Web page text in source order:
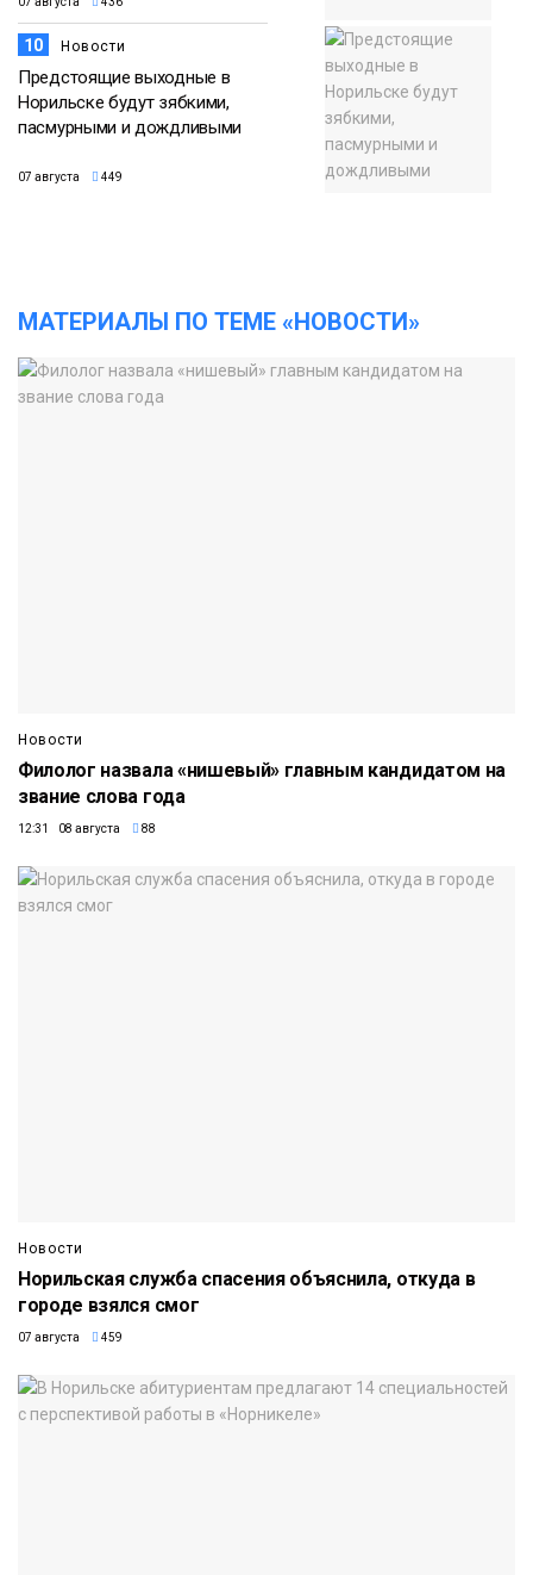
10 Новости
Предстоящие выходные в
Норильске будут зябкими,
пасмурными и дождливыми
07 августа 449
МАТЕРИАЛЫ ПО ТЕМЕ «НОВОСТИ»
Новости
Филолог назвала «нишевый» главным кандидатом на
звание слова года
12:31 08 августа 88
Новости
Норильская служба спасения объяснила, откуда в
городе взялся смог
07 августа 459